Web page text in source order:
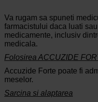
Va rugam sa spuneti
farmacistului daca luati
medicamente, inclusiv
medicala.
Folosirea ACCUZIDE
Accuzide Forte poate fi
meselor.
Sarcina si alaptarea